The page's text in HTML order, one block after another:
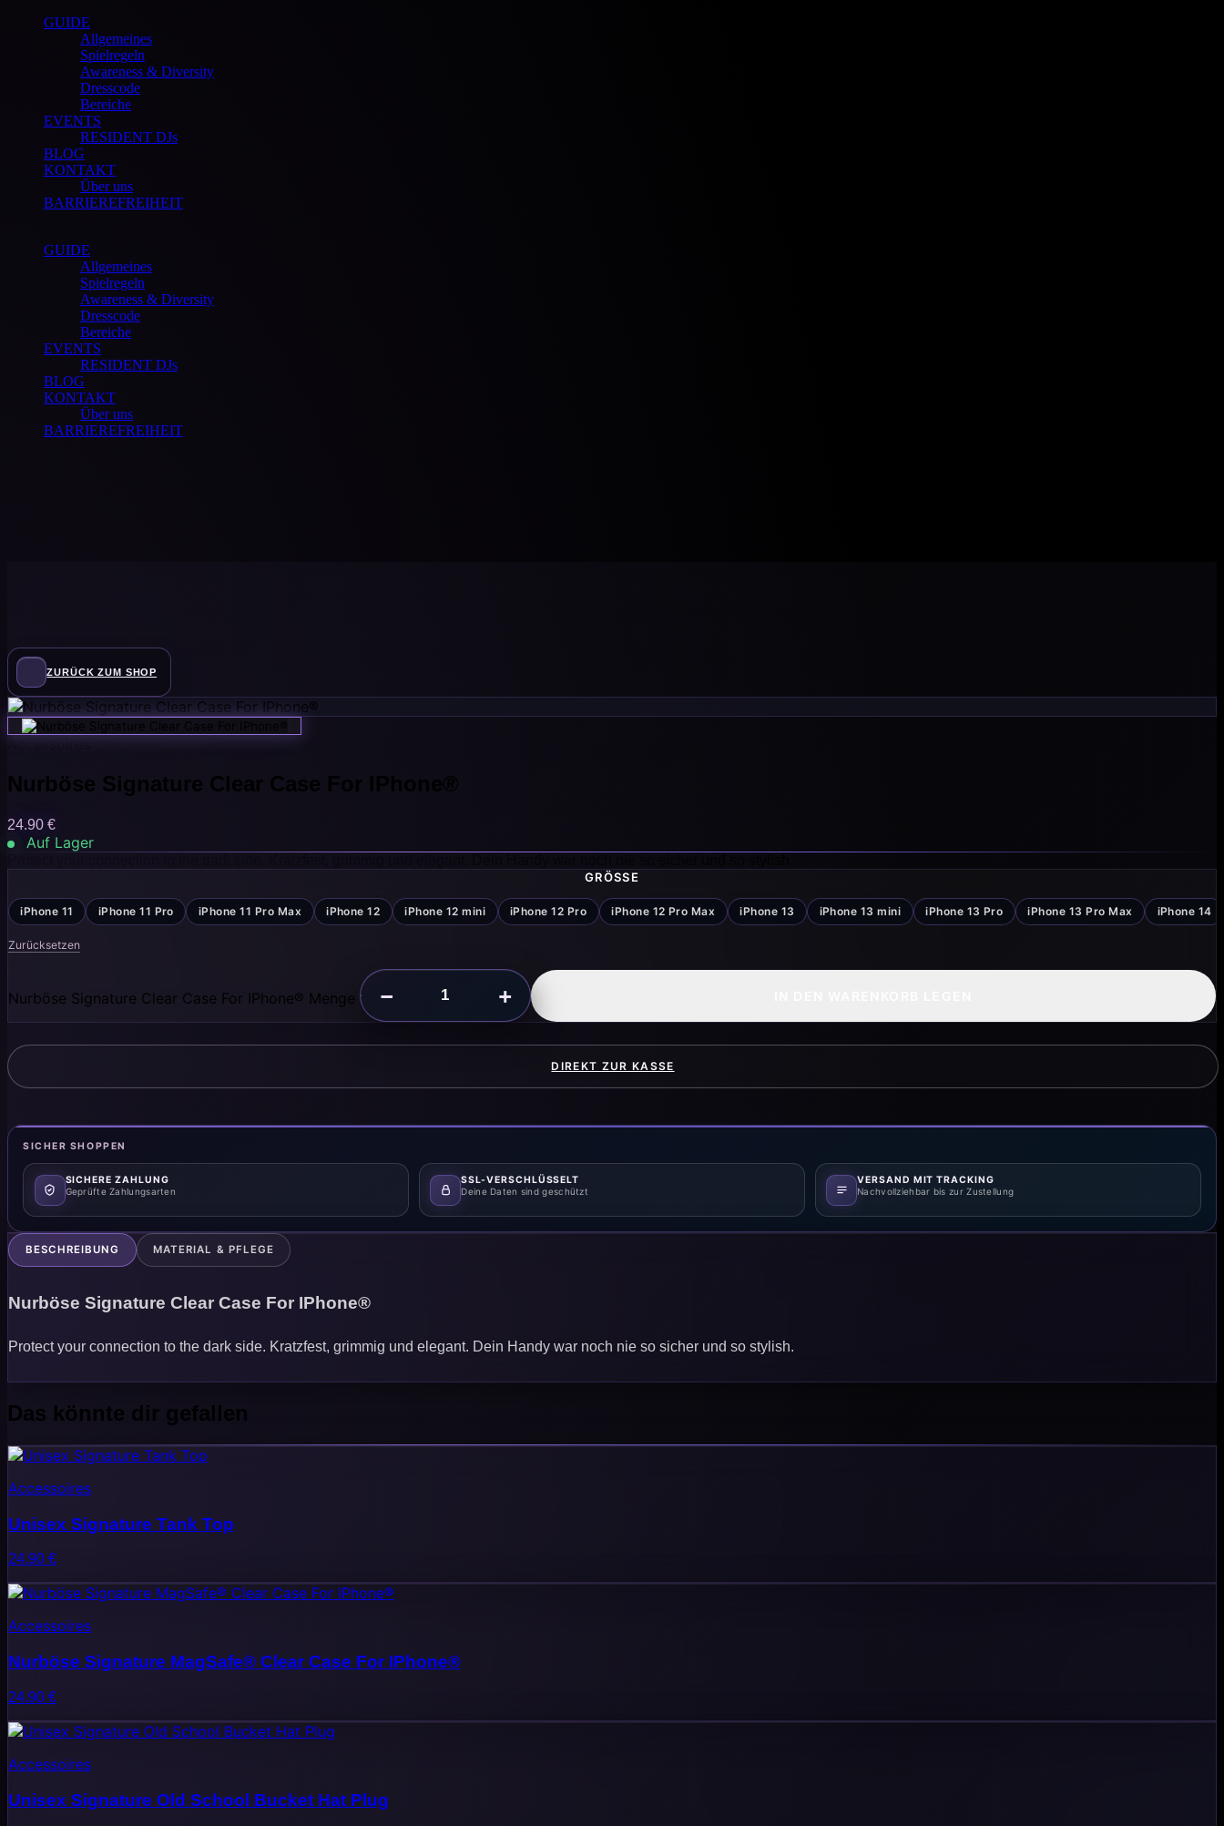
GUIDE
Allgemeines
Spielregeln
Awareness & Diversity
Dresscode
Bereiche
EVENTS
RESIDENT DJs
BLOG
KONTAKT
Über uns
BARRIEREFREIHEIT
GUIDE
Allgemeines
Spielregeln
Awareness & Diversity
Dresscode
Bereiche
EVENTS
RESIDENT DJs
BLOG
KONTAKT
Über uns
BARRIEREFREIHEIT
ZURÜCK ZUM SHOP
Accessoires
Nurböse Signature Clear Case For IPhone®
24.90 €
Auf Lager
GRÖSSE
iPhone 11 iPhone 11 Pro iPhone 11 Pro Max iPhone 12 iPhone 12 mini iPhone 12 Pro iPhone 12 Pro Max iPhone 13 iPhone 13 mini iPhone 13 Pro iPhone 13 Pro Max iPhone 14
Zurücksetzen
Nurböse Signature Clear Case For IPhone® Menge − +
DIREKT ZUR KASSE
SICHER SHOPPEN
SICHERE ZAHLUNG
Geprüfte Zahlungsarten
SSL-VERSCHLÜSSELT
Deine Daten sind geschützt
VERSAND MIT TRACKING
Nachvollziehbar bis zur Zustellung
BESCHREIBUNG MATERIAL & PFLEGE
Nurböse Signature Clear Case For IPhone®
Protect your connection to the dark side. Kratzfest, grimmig und elegant. Dein Handy war noch nie so sicher und so stylish.
Das könnte dir gefallen
Accessoires
Unisex Signature Tank Top
24.90 €
Accessoires
Nurböse Signature MagSafe® Clear Case For IPhone®
24.90 €
Accessoires
Unisex Signature Old School Bucket Hat Plug